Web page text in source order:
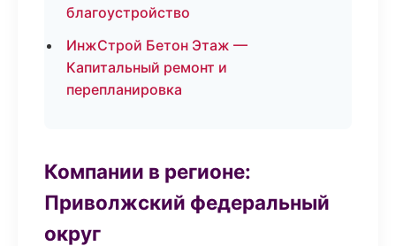
благоустройство
ИнжСтрой Бетон Этаж —
Капитальный ремонт и
перепланировка
Компании в регионе:
Приволжский федеральный
округ